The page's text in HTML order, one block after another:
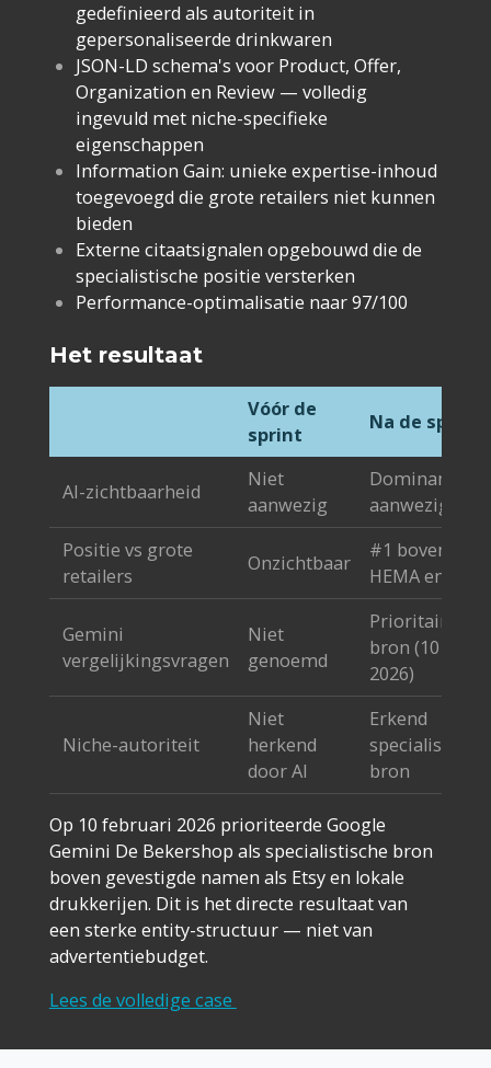
gedefinieerd als autoriteit in
gepersonaliseerde drinkwaren
JSON-LD schema's voor Product, Offer,
Organization en Review — volledig
ingevuld met niche-specifieke
eigenschappen
Information Gain: unieke expertise-inhoud
toegevoegd die grote retailers niet kunnen
bieden
Externe citaatsignalen opgebouwd die de
specialistische positie versterken
Performance-optimalisatie naar 97/100
Het resultaat
Vóór de
sprint
Na de sprint
AI-zichtbaarheid
Niet
aanwezig
Dominant
aanwezig
Positie vs grote
retailers
Onzichtbaar
#1 boven
HEMA en Etsy
Gemini
vergelijkingsvragen
Niet
genoemd
Prioritaire
bron (10 feb.
2026)
Niche-autoriteit
Niet
herkend
door AI
Erkend
specialistische
bron
Op 10 februari 2026 prioriteerde Google
Gemini De Bekershop als specialistische bron
boven gevestigde namen als Etsy en lokale
drukkerijen. Dit is het directe resultaat van
een sterke entity-structuur — niet van
advertentiebudget.
Lees de volledige case